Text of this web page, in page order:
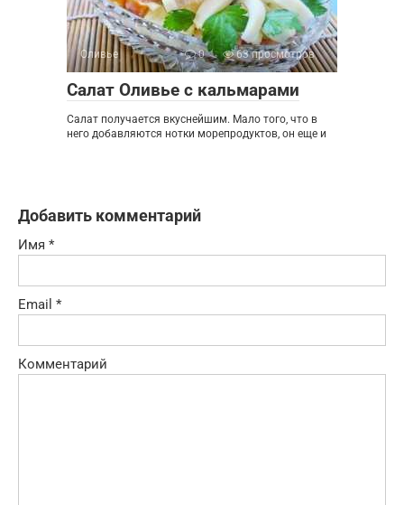
Оливье 0 63 просмотров
Салат Оливье с кальмарами
Салат получается вкуснейшим. Мало того, что в
него добавляются нотки морепродуктов, он еще и
Добавить комментарий
Имя *
Email *
Комментарий